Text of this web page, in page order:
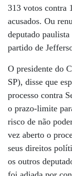
313 votos contra
acusados. Ou
deputado
partido de
O presidente do
SP), disse que
processo contra
o prazo-limite
risco de não
vez aberto o
seus direitos
os outros